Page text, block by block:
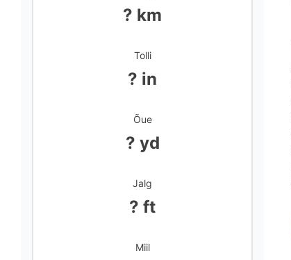
? km
Tolli
? in
Õue
? yd
Jalg
? ft
Miil